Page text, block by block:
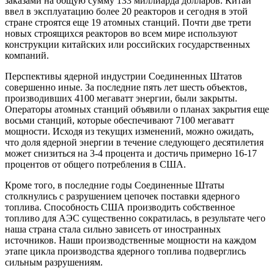
ввел в эксплуатацию более 20 реакторов и сегодня в этой
стране строятся еще 19 атомных станций. Почти две трети
новых строящихся реакторов во всем мире используют
конструкции китайских или российских государственных
компаний.
Перспективы ядерной индустрии Соединенных Штатов
совершенно иные. За последние пять лет шесть объектов,
производивших 4100 мегаватт энергии, были закрыты.
Операторы атомных станций объявили о планах закрытия еще
восьми станций, которые обеспечивают 7100 мегаватт
мощности. Исходя из текущих изменений, можно ожидать,
что доля ядерной энергии в течение следующего десятилетия
может снизиться на 3-4 процента и достичь примерно 16-17
процентов от общего потребления в США.
Кроме того, в последние годы Соединенные Штаты
столкнулись с разрушением цепочек поставки ядерного
топлива. Способность США производить собственное
топливо для АЭС существенно сократилась, в результате чего
наша страна стала сильно зависеть от иностранных
источников. Наши производственные мощности на каждом
этапе цикла производства ядерного топлива подверглись
сильным разрушениям.